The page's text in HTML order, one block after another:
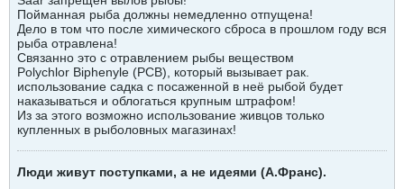
Пойманная рыба должны немедленно отпущена!
Дело в том что после химического сброса в прошлом году вся
рыба отравлена!
Связанно это с отравлением рыбы веществом
Polychlor Biphenyle (PCB), который вызывает рак.
использование садка с посаженной в неё рыбой будет
наказываться и облогаться крупным штрафом!
Из за этого возможно использование живцов только
купленных в рыболовныx магазинах!
Люди живут поступками, а не идеями (А.Франс).